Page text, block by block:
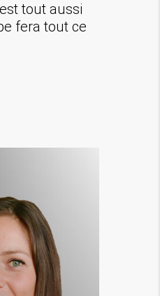
tout aussi
fera tout ce